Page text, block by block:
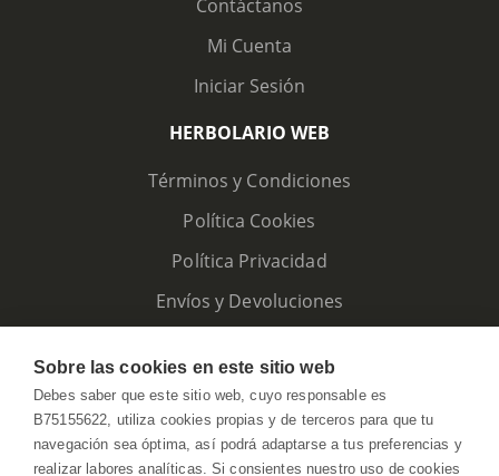
Contáctanos
Mi Cuenta
Iniciar Sesión
HERBOLARIO WEB
Términos y Condiciones
Política Cookies
Política Privacidad
Envíos y Devoluciones
Sobre las cookies en este sitio web
Debes saber que este sitio web, cuyo responsable es
B75155622, utiliza cookies propias y de terceros para que tu
navegación sea óptima, así podrá adaptarse a tus preferencias y
realizar labores analíticas. Si consientes nuestro uso de cookies